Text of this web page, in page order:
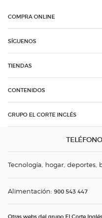
COMPRA ONLINE
SÍGUENOS
TIENDAS
CONTENIDOS
GRUPO EL CORTE INGLÉS
Tecnología, hogar, deportes,
Alimentación: 900 543 447
Otras webs del grupo El Corte Inglés